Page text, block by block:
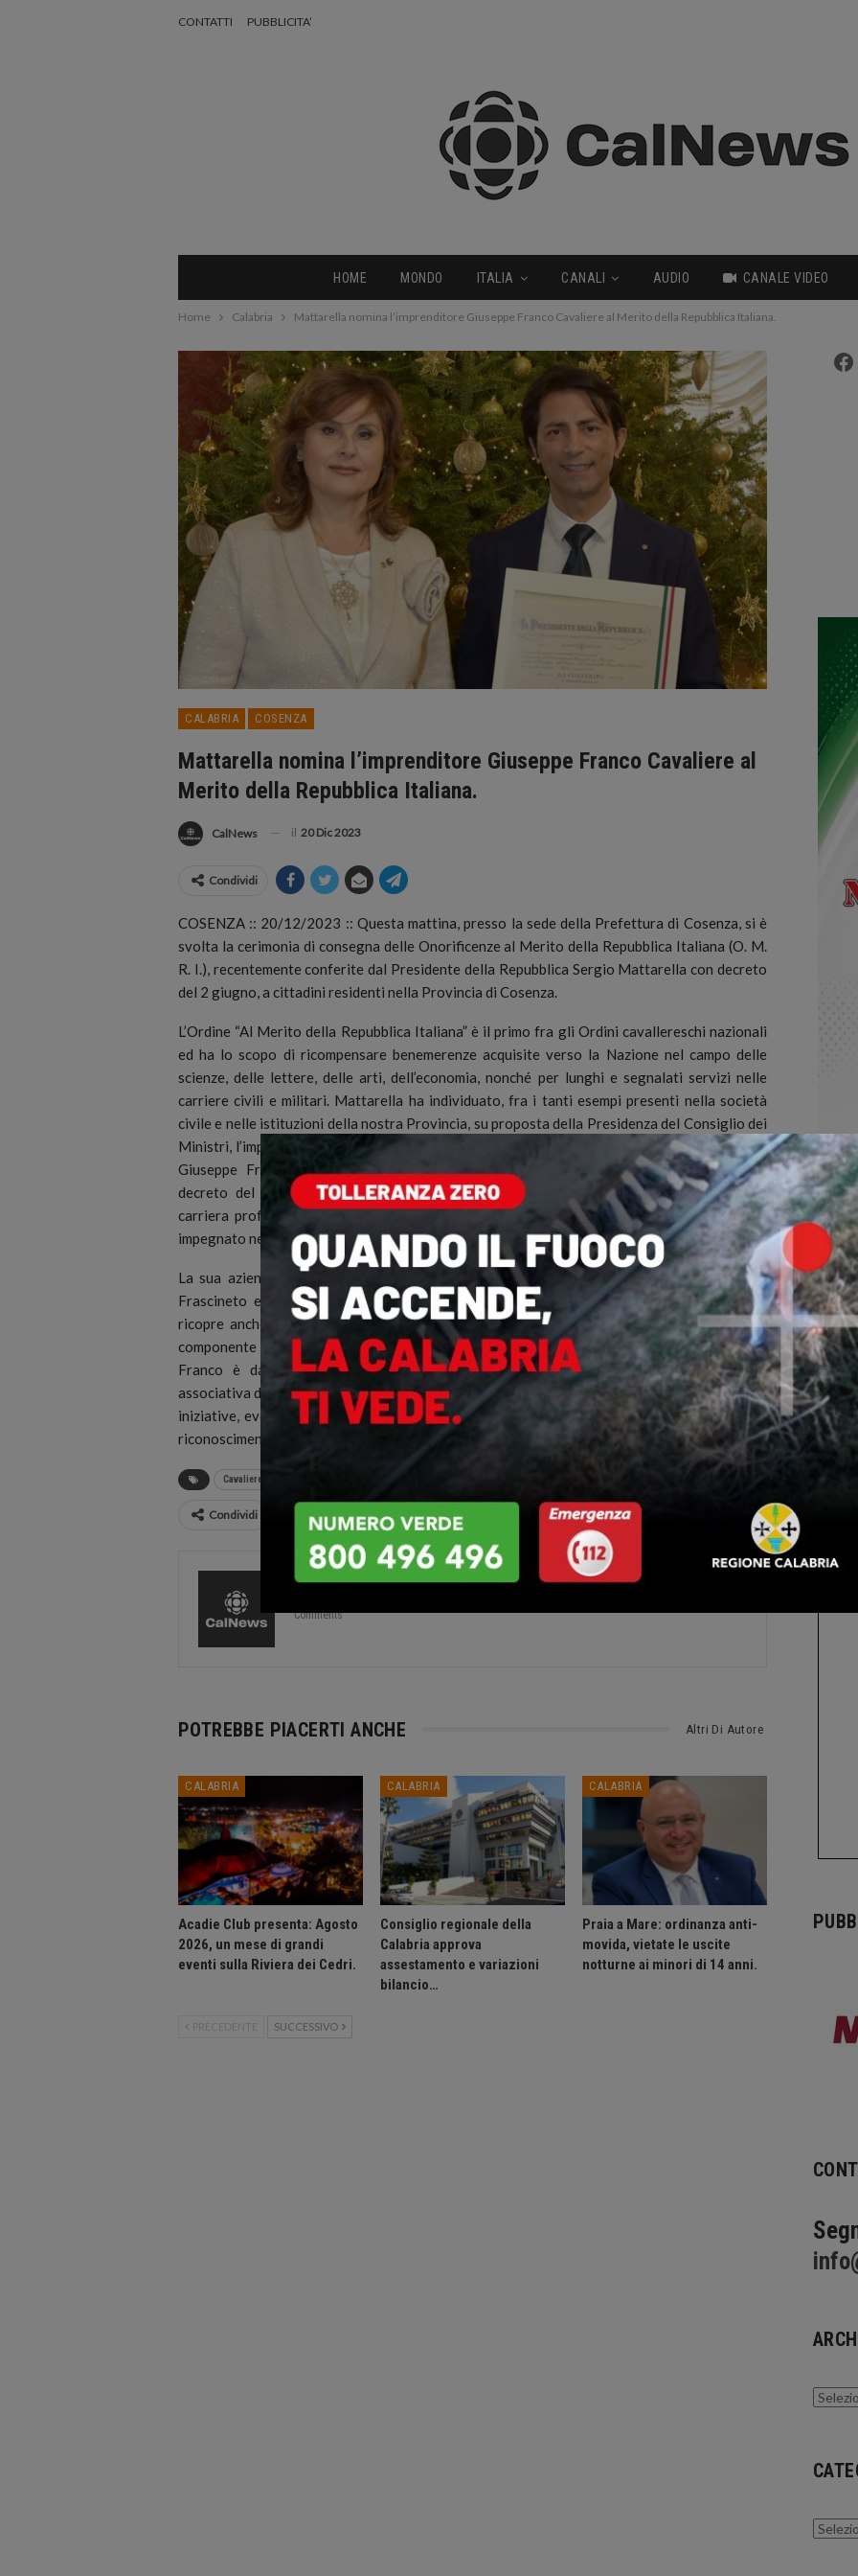
CONTATTI PUBBLICITA’
HOME MONDO ITALIA CANALI AUDIO CANALE VIDEO
Home Calabria Mattarella nomina l’imprenditore Giuseppe Franco Cavaliere al Merito della Repubblica Italiana.
CALABRIA COSENZA
Mattarella nomina l’imprenditore Giuseppe Franco Cavaliere al
Merito della Repubblica Italiana.
CalNews il 20 Dic 2023
Condividi
COSENZA :: 20/12/2023 :: Questa mattina, presso la sede della Prefettura di Cosenza, si è
svolta la cerimonia di consegna delle Onorificenze al Merito della Repubblica Italiana (O. M.
R. I.), recentemente conferite dal Presidente della Repubblica Sergio Mattarella con decreto
del 2 giugno, a cittadini residenti nella Provincia di Cosenza.
L’Ordine “Al Merito della Repubblica Italiana” è il primo fra gli Ordini cavallereschi nazionali
ed ha lo scopo di ricompensare benemerenze acquisite verso la Nazione nel campo delle
scienze, delle lettere, delle arti, dell’economia, nonché per lunghi e segnalati servizi nelle
carriere civili e militari. Mattarella ha individuato, fra i tanti esempi presenti nella società
civile e nelle istituzioni della nostra Provincia, su proposta della Presidenza del Consiglio dei
Ministri, l’imprenditore originario di Longobucco Giuseppe Franco. L’onorificenza conferita a
Giuseppe Franco, Dottore Agronomo e Imprenditore del settore agroalimentare, con
decreto del Presidente della Repubblica del 2 giugno 2023, fa seguito all’encomiabile
carriera professionale ed imprenditoriale sul territorio calabrese, dove da oltre 20 anni è
impegnato nella tutela, valorizzazione e sviluppo della nostra agricoltura.
La sua azienda è ubicata nei comuni di Francavilla Marittima, Civita, Cassano allo Ionio,
Frascineto e Lungro in Provincia di Cosenza, dove è conosciuto e stimato. Attualmente
ricopre anche il ruolo di Delegato Nazionale per il comparto Federitaly Agricoltura ed è
componente della Direzione Nazionale AIC (Associazione Italiana Coltivatori). Giuseppe
Franco è da sempre sensibile alle tematiche sociali, partecipa attivamente alla vita
associativa di numerosi enti benefici, al cui interno ha ricoperto anche incarichi, promuovendo
iniziative, eventi ed attività no-profit. Quindi un lungo e faticoso percorso che ha trovato
riconoscimento nel raggiungimento di un importante traguardo.
Cavaliere al Merito della Repubblica Italiana
Condividi
CalNews 27584 Posts 0
Comments
POTREBBE PIACERTI ANCHE Altri Di Autore
CALABRIA
Acadie Club presenta: Agosto
2026, un mese di grandi
eventi sulla Riviera dei Cedri.
CALABRIA
Consiglio regionale della
Calabria approva
assestamento e variazioni
bilancio…
CALABRIA
Praia a Mare: ordinanza anti-
movida, vietate le uscite
notturne ai minori di 14 anni.
PRECEDENTE SUCCESSIVO
Archivi